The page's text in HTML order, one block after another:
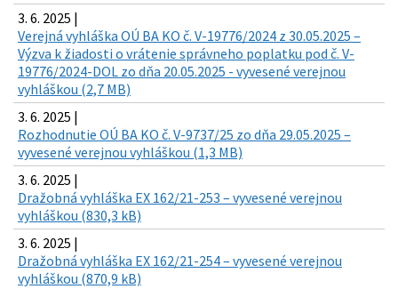
3. 6. 2025 |
Verejná vyhláška OÚ BA KO č. V-19776/2024 z 30.05.2025 –
Výzva k žiadosti o vrátenie správneho poplatku pod č. V-
19776/2024-DOL zo dňa 20.05.2025 - vyvesené verejnou
vyhláškou (2,7 MB)
3. 6. 2025 |
Rozhodnutie OÚ BA KO č. V-9737/25 zo dňa 29.05.2025 –
vyvesené verejnou vyhláškou (1,3 MB)
3. 6. 2025 |
Dražobná vyhláška EX 162/21-253 – vyvesené verejnou
vyhláškou (830,3 kB)
3. 6. 2025 |
Dražobná vyhláška EX 162/21-254 – vyvesené verejnou
vyhláškou (870,9 kB)